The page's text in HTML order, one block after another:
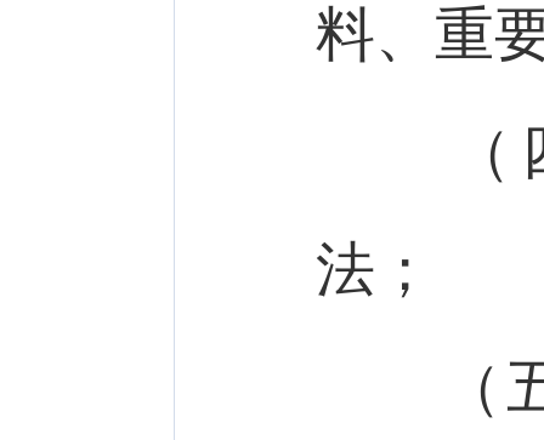
料、重
（四
法；
（五